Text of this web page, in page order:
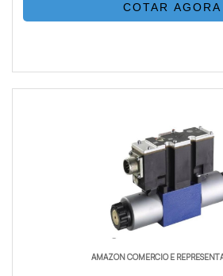
COTAR AGORA
AMAZON COMERCIO E